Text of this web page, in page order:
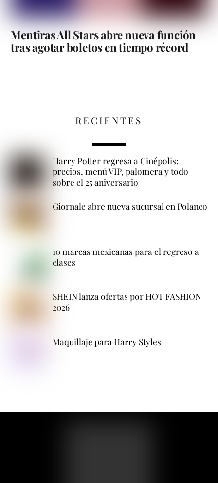
Mentiras All Stars abre nueva función
tras agotar boletos en tiempo récord
RECIENTES
Harry Potter regresa a Cinépolis:
precios, menú VIP, palomera y todo
sobre el 25 aniversario
Giornale abre nueva sucursal en Polanco
10 marcas mexicanas para el regreso a
clases
SHEIN lanza ofertas por HOT FASHION
2026
Maquillaje para Harry Styles